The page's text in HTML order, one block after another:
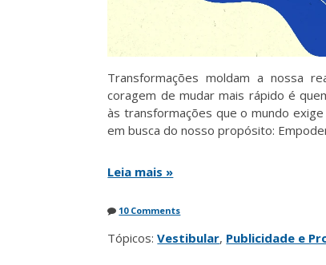
Transformações moldam a nossa
coragem de mudar mais rápido é
às transformações que o mundo exige
em busca do nosso propósito:
Leia mais »
10 Comments
Tópicos:Vestibular, Publicidade e